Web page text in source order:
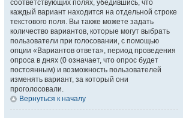
соответствующих полях, убедившись, что
каждый вариант находится на отдельной строке
текстового поля. Вы также можете задать
количество вариантов, которые могут выбрать
пользователи при голосовании, с помощью
опции «Вариантов ответа», период проведения
опроса в днях (0 означает, что опрос будет
постоянным) и возможность пользователей
изменять вариант, за который они
проголосовали.
Вернуться к началу